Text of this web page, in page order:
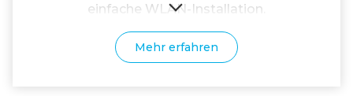
einfache WLAN-Installation.
Mehr erfahren